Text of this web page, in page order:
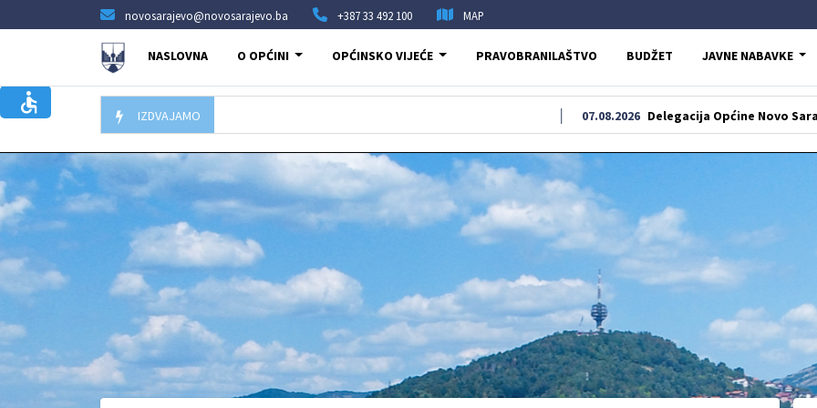
novosarajevo@novosarajevo.ba +387 33 492 100 MAP
NASLOVNA O OPĆINI OPĆINSKO VIJEĆE PRAVOBRANILAŠTVO BUDŽET JAVNE NABAVKE
IZDVAJAMO Delegacija Općine Novo Sarajevo